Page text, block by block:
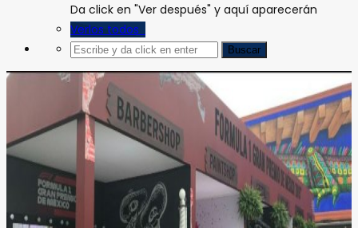
Da click en "Ver después" y aquí aparecerán
Verlos todos